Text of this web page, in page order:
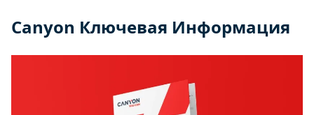
Canyon Ключевая Информация